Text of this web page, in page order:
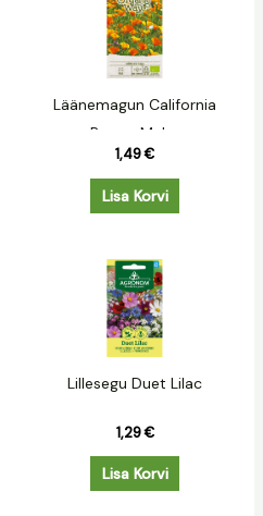
Läänemagun California
Poppy Mahe
1,49€
Lisa Korvi
Lillesegu Duet Lilac
1,29€
Lisa Korvi